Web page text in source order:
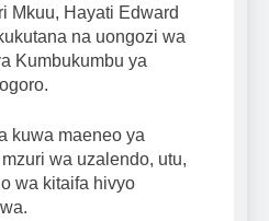
Mkuu, Hayati Edward
na uongozi wa
Kumbukumbu ya
kuwa maeneo ya
wa uzalendo, utu,
wa kitaifa hivyo